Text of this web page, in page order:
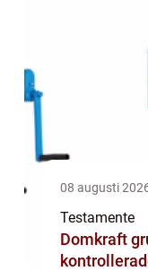
08 augusti
Testamente
Domkraft grunden för säkra och